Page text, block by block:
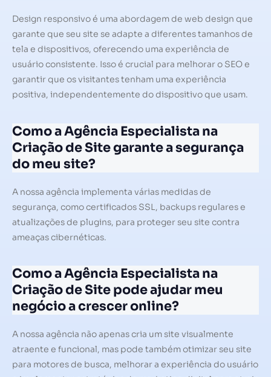
Design responsivo é uma abordagem de web design que
garante que seu site se adapte a diferentes tamanhos de
tela e dispositivos, oferecendo uma experiência de
usuário consistente. Isso é crucial para melhorar o SEO e
garantir que os visitantes tenham uma experiência
positiva, independentemente do dispositivo que usam.
Como a Agência Especialista na
Criação de Site garante a segurança
do meu site?
A nossa agência implementa várias medidas de
segurança, como certificados SSL, backups regulares e
atualizações de plugins, para proteger seu site contra
ameaças cibernéticas.
Como a Agência Especialista na
Criação de Site pode ajudar meu
negócio a crescer online?
A nossa agência não apenas cria um site visualmente
atraente e funcional, mas pode também otimizar seu site
para motores de busca, melhorar a experiência do usuário